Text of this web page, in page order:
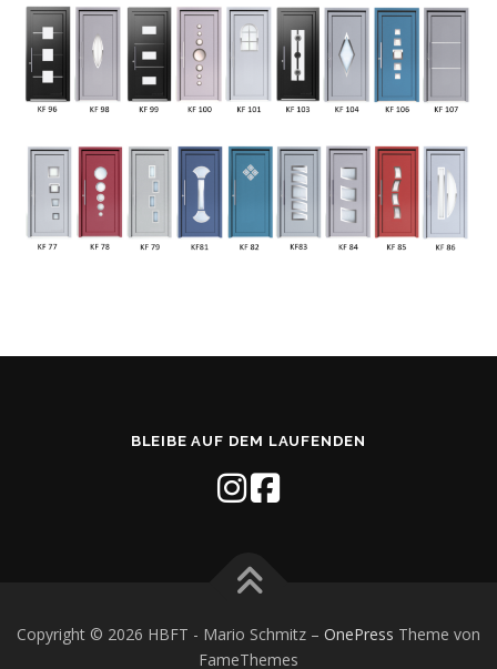
BLEIBE AUF DEM LAUFENDEN
Copyright © 2026 HBFT - Mario Schmitz – OnePress Theme von
FameThemes